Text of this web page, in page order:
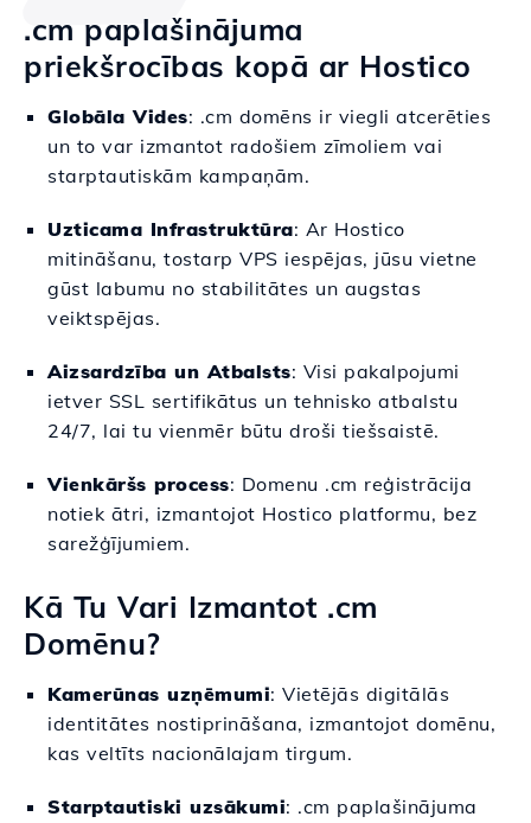
.cm paplašinājuma
priekšrocības kopā ar Hostico
Globāla Vides: .cm domēns ir viegli atcerēties
un to var izmantot radošiem zīmoliem vai
starptautiskām kampaņām.
Uzticama Infrastruktūra: Ar Hostico
mitināšanu, tostarp VPS iespējas, jūsu vietne
gūst labumu no stabilitātes un augstas
veiktspējas.
Aizsardzība un Atbalsts: Visi pakalpojumi
ietver SSL sertifikātus un tehnisko atbalstu
24/7, lai tu vienmēr būtu droši tiešsaistē.
Vienkāršs process: Domenu .cm reģistrācija
notiek ātri, izmantojot Hostico platformu, bez
sarežģījumiem.
Kā Tu Vari Izmantot .cm
Domēnu?
Kamerūnas uzņēmumi: Vietējās digitālās
identitātes nostiprināšana, izmantojot domēnu,
kas veltīts nacionālajam tirgum.
Starptautiski uzsākumi: .cm paplašinājuma